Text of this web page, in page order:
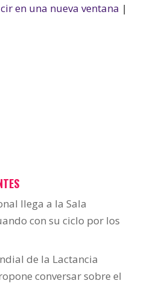
en una nueva ventana |
llega a la Sala
con su ciclo por los
de la Lactancia
conversar sobre el